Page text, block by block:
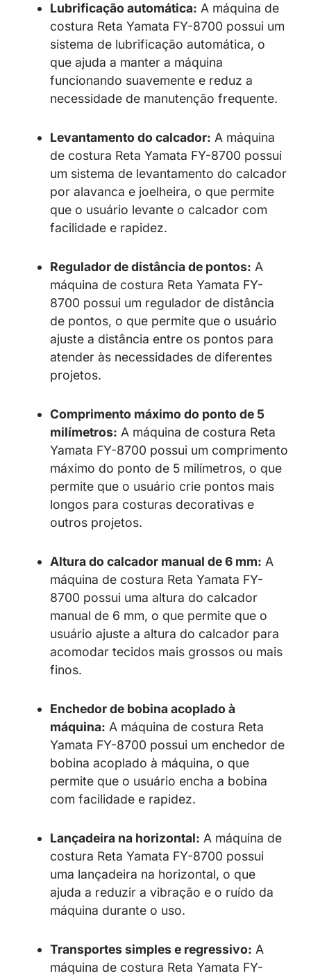
Lubrificação automática: A máquina de
costura Reta Yamata FY-8700 possui um
sistema de lubrificação automática, o
que ajuda a manter a máquina
funcionando suavemente e reduz a
necessidade de manutenção frequente.
Levantamento do calcador: A máquina
de costura Reta Yamata FY-8700 possui
um sistema de levantamento do calcador
por alavanca e joelheira, o que permite
que o usuário levante o calcador com
facilidade e rapidez.
Regulador de distância de pontos: A
máquina de costura Reta Yamata FY-
8700 possui um regulador de distância
de pontos, o que permite que o usuário
ajuste a distância entre os pontos para
atender às necessidades de diferentes
projetos.
Comprimento máximo do ponto de 5
milímetros: A máquina de costura Reta
Yamata FY-8700 possui um comprimento
máximo do ponto de 5 milímetros, o que
permite que o usuário crie pontos mais
longos para costuras decorativas e
outros projetos.
Altura do calcador manual de 6 mm: A
máquina de costura Reta Yamata FY-
8700 possui uma altura do calcador
manual de 6 mm, o que permite que o
usuário ajuste a altura do calcador para
acomodar tecidos mais grossos ou mais
finos.
Enchedor de bobina acoplado à
máquina: A máquina de costura Reta
Yamata FY-8700 possui um enchedor de
bobina acoplado à máquina, o que
permite que o usuário encha a bobina
com facilidade e rapidez.
Lançadeira na horizontal: A máquina de
costura Reta Yamata FY-8700 possui
uma lançadeira na horizontal, o que
ajuda a reduzir a vibração e o ruído da
máquina durante o uso.
Transportes simples e regressivo: A
máquina de costura Reta Yamata FY-